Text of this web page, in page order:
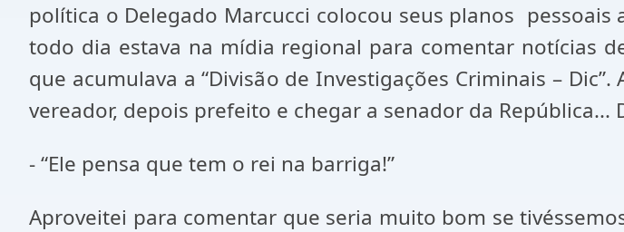
política o Delegado Marcucci colocou seus planos
todo dia estava na mídia regional para comentar notícias
que acumulava a “Divisão de Investigações Criminais –
vereador, depois prefeito e chegar a senador da República...
- “Ele pensa que tem o rei na barriga!”
Aproveitei para comentar que seria muito bom se